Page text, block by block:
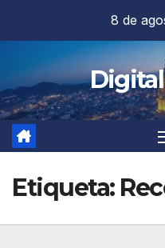
contenido
8 de
Etiqueta: